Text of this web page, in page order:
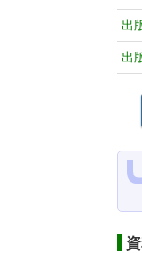
出
出